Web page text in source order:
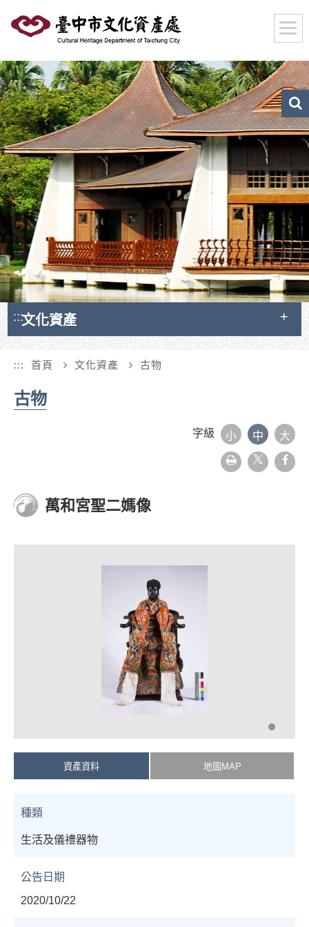
要
內
容
區
塊
:::文化資產
::: 首頁 文化資產 古物
古物
字級 小 中 大
友
善
萬和宮聖二媽像
資產資料 地圖MAP
種類
生活及儀禮器物
公告日期
2020/10/22
文
化
資
搜
尋